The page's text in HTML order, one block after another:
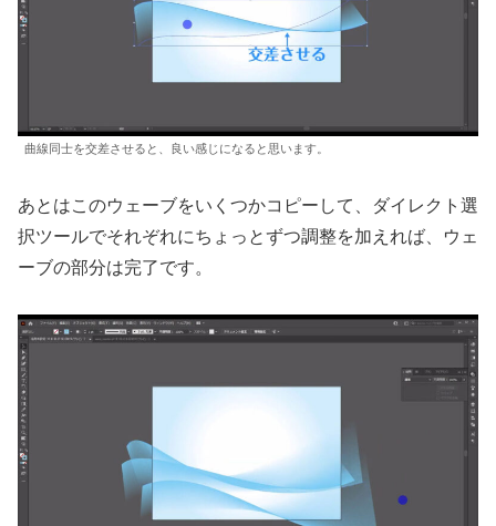
曲線同士を交差させると、良い感じになると思います。
あとはこのウェーブをいくつかコピーして、ダイレクト選
択ツールでそれぞれにちょっとずつ調整を加えれば、ウェ
ーブの部分は完了です。